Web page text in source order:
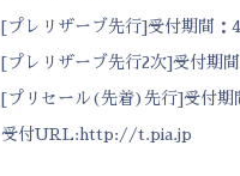
[プレリザーブ先行]受付期間
[プレリザーブ先行2次]受付期
[プリセール(先着)先行]受付
受付URL: http://t.pia.jp